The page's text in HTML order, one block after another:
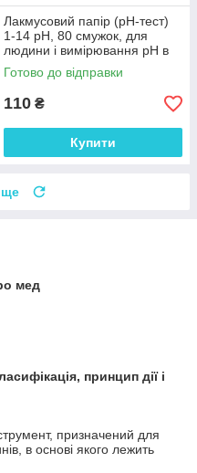
Лакмусовий папір (рН-тест)
1-14 рН, 80 смужок, для
людини і вимірювання рН в
косметиці
Готово до відправки
110 ₴
Купити
ще
мед
принцип дії і
призначений для
в основі якого лежить